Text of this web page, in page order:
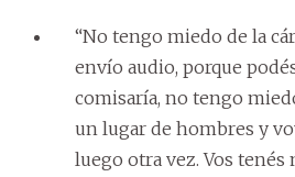
“No tengo miedo de la
envío audio, porque
comisaría, no tengo
un lugar de hombres y
luego otra vez. Vos tenés